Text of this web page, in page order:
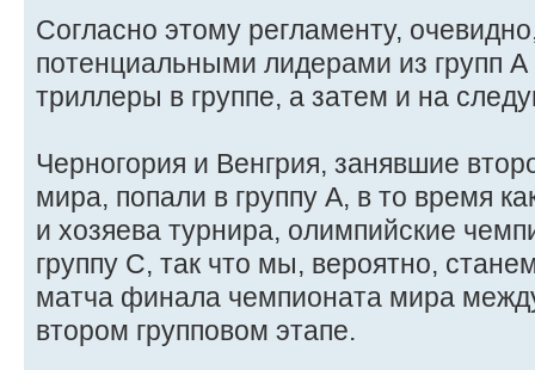
Согласно этому регламенту,
потенциальными лидерами из групп А
триллеры в группе, а затем и на
Черногория и Венгрия, занявшие
мира, попали в группу А, в то время
и хозяева турнира, олимпийские
группу С, так что мы, вероятно,
матча финала чемпионата мира
втором групповом этапе.